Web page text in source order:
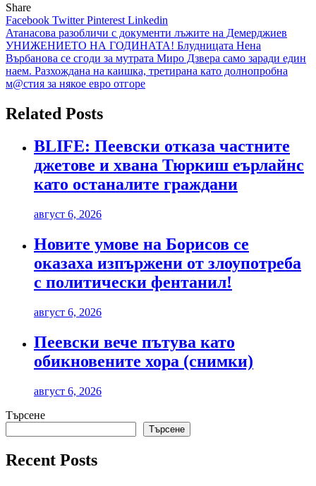
Share
Facebook TwitterPinterest Linkedin
Навигация
Атанасова разобличи с документи лъжите на Демерджиев
УНИЖЕНИЕТО НА ГОДИНАТА! Блудницата Нена
Върбанова се сгоди за мутрата Миро Дзвера само заради един
наем. Разхождана на каишка, третирана като долнопробна
м@стия за някое евро отгоре
Related Posts
BLIFE: Пеевски отказа частните
джетове и хвана Тюркиш еърлайнс
като останалите граждани
август 6, 2026
Новите умове на Борисов се
оказаха изпържени от злоупотреба
с политически фентанил!
август 6, 2026
Пеевски вече пътува като
обикновените хора (снимки)
август 6, 2026
Търсене
Търсене
Recent Posts